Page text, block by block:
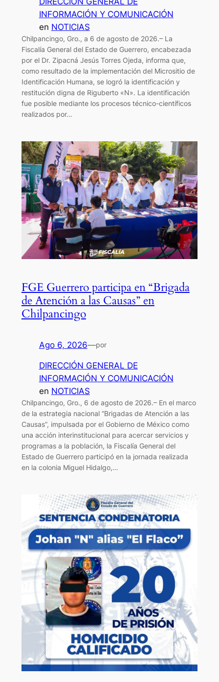
INFORMACIÓN Y COMUNICACIÓN
en NOTICIAS
Chilpancingo, Gro., a 6 de agosto de 2026.– La
Fiscalía General del Estado de Guerrero, encabezada
por el Dr. Zipacná Jesús Torres Ojeda, informa que,
como resultado de la implementación del Micrositio de
Identificación Humana, se logró la identificación y
restitución digna de Riguberto «N». La identificación
fue posible mediante los procesos técnico-científicos
realizados por…
FGE Guerrero participa en “Brigada
de Atención a las Causas” en
Chilpancingo
Ago 6, 2026—por
DIRECCIÓN GENERAL DE
INFORMACIÓN Y COMUNICACIÓN
en NOTICIAS
Chilpancingo, Gro., 6 de agosto de 2026.– En el marco
de la estrategia nacional “Brigadas de Atención a las
Causas”, impulsada por el Gobierno de México como
una acción interinstitucional para acercar servicios y
programas a la población, la Fiscalía General del
Estado de Guerrero participó en la jornada realizada
en la colonia Miguel Hidalgo,…